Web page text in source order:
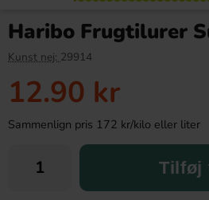
Haribo Frugtilurer
Kunst nej: 29914
12.90 kr
Sammenlign pris 172 kr/kilo eller liter
Tilføj